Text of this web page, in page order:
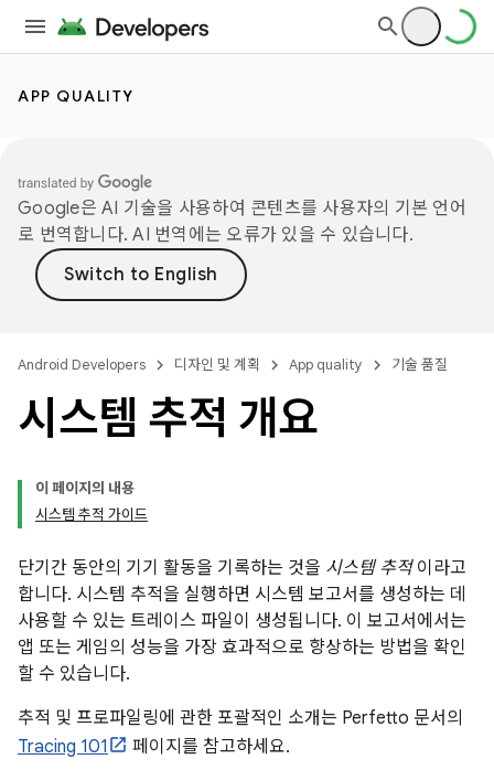
APP QUALITY
Google은 AI 기술을 사용하여 콘텐츠를 사용자의 기본 언어
로 번역합니다. AI 번역에는 오류가 있을 수 있습니다.
Android Developers 디자인 및 계획 App quality 기술 품질
시스템 추적 개요
이 페이지의 내용
시스템 추적 가이드
단기간 동안의 기기 활동을 기록하는 것을 시스템 추적이라고
합니다. 시스템 추적을 실행하면 시스템 보고서를 생성하는 데
사용할 수 있는 트레이스 파일이 생성됩니다. 이 보고서에서는
앱 또는 게임의 성능을 가장 효과적으로 향상하는 방법을 확인
할 수 있습니다.
추적 및 프로파일링에 관한 포괄적인 소개는 Perfetto 문서의
Tracing 101
페이지를 참고하세요.